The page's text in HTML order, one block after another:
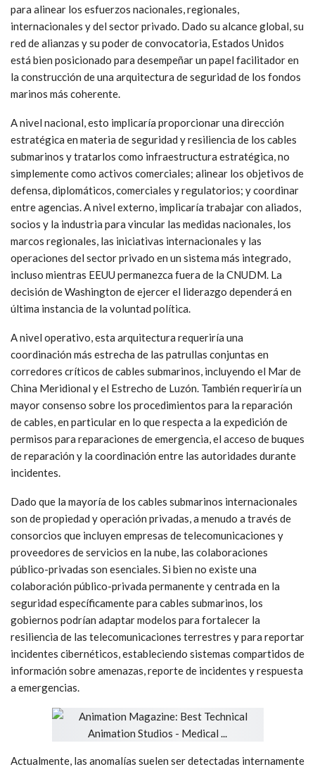
Lograr dicha arquitectura requeriría un liderazgo sostenido
para alinear los esfuerzos nacionales, regionales,
internacionales y del sector privado. Dado su alcance global, su
red de alianzas y su poder de convocatoria, Estados Unidos
está bien posicionado para desempeñar un papel facilitador en
la construcción de una arquitectura de seguridad de los fondos
marinos más coherente.
A nivel nacional, esto implicaría proporcionar una dirección
estratégica en materia de seguridad y resiliencia de los cables
submarinos y tratarlos como infraestructura estratégica, no
simplemente como activos comerciales; alinear los objetivos de
entre agencias. A nivel externo, implicaría trabajar con aliados,
socios y la industria para vincular las medidas nacionales, los
marcos regionales, las iniciativas internacionales y las
operaciones del sector privado en un sistema más integrado,
incluso mientras EEUU permanezca fuera de la CNUDM. La
decisión de Washington de ejercer el liderazgo dependerá en
última instancia de la voluntad política.
A nivel operativo, esta arquitectura requeriría una
corredores críticos de cables submarinos, incluyendo el Mar de
China Meridional y el Estrecho de Luzón. También requeriría un
mayor consenso sobre los procedimientos para la reparación
de cables, en particular en lo que respecta a la expedición de
permisos para reparaciones de emergencia, el acceso de buques
de reparación y la coordinación entre las autoridades durante
incidentes.
Dado que la mayoría de los cables submarinos internacionales
son de propiedad y operación privadas, a menudo a través de
consorcios que incluyen empresas de telecomunicaciones y
proveedores de servicios en la nube, las colaboraciones
público-privadas son esenciales. Si bien no existe una
colaboración público-privada permanente y centrada en la
seguridad específicamente para cables submarinos, los
gobiernos podrían adaptar modelos para fortalecer la